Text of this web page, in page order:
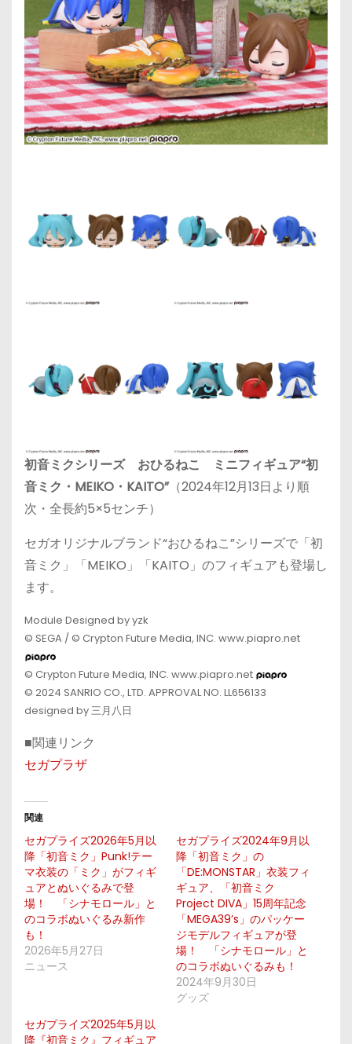
初音ミクシリーズ おひるねこ ミニフィギュア“初
音ミク・MEIKO・KAITO”（2024年12月13日より順
次・全長約5×5センチ）
セガオリジナルブランド“おひるねこ”シリーズで「初
音ミク」「MEIKO」「KAITO」のフィギュアも登場し
ます。
Module Designed by yzk
© SEGA / © Crypton Future Media, INC. www.piapro.net
© Crypton Future Media, INC. www.piapro.net
© 2024 SANRIO CO., LTD. APPROVAL NO. LL656133
designed by 三月八日
■関連リンク
セガプラザ
関連
セガプライズ2026年5月以
降「初音ミク」Punk!テー
マ衣装の「ミク」がフィギ
ュアとぬいぐるみで登
場！ 「シナモロール」と
のコラボぬいぐるみ新作
も！
2026年5月27日
ニュース
セガプライズ2024年9月以
降「初音ミク」の
「DE:MONSTAR」衣装フィ
ギュア、「初音ミク
Project DIVA」15周年記念
「MEGA39’s」のパッケー
ジモデルフィギュアが登
場！ 「シナモロール」と
のコラボぬいぐるみも！
2024年9月30日
グッズ
セガプライズ2025年5月以
降『初音ミク』フィギュア